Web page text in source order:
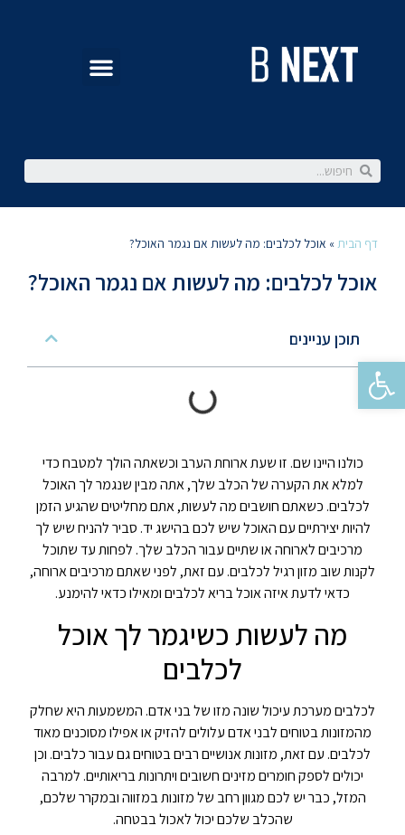
פתח סרגל נגישות
דף הבית » אוכל לכלבים: מה לעשות אם נגמר האוכל?
אוכל לכלבים: מה לעשות אם נגמר האוכל?
תוכן עניינים
כולנו היינו שם. זו שעת ארוחת הערב וכשאתה הולך למטבח כדי
למלא את הקערה של הכלב שלך, אתה מבין שנגמר לך האוכל
לכלבים. כשאתם חושבים מה לעשות, אתם מחליטים שהגיע הזמן
להיות יצירתיים עם האוכל שיש לכם בהישג יד. סביר להניח שיש לך
מרכיבים לארוחה או שתיים עבור הכלב שלך. לפחות עד שתוכל
לקנות שוב מזון רגיל לכלבים. עם זאת, לפני שאתם מרכיבים ארוחה,
כדאי לדעת איזה אוכל בריא לכלבים ומאילו כדאי להימנע.
מה לעשות כשיגמר לך אוכל
לכלבים
לכלבים מערכת עיכול שונה מזו של בני אדם. המשמעות היא שחלק
מהמזונות בטוחים לבני אדם עלולים להזיק או אפילו מסוכנים מאוד
לכלבים. עם זאת, מזונות אנושיים רבים בטוחים גם עבור כלבים. וכן
יכולים לספק חומרים מזינים חשובים ויתרונות בריאותיים. למרבה
המזל, כבר יש לכם מגוון רחב של מזונות במזווה ובמקרר שלכם,
שהכלב שלכם יכול לאכול בבטחה.